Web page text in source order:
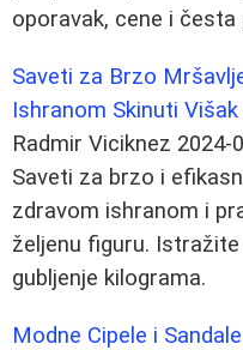
oporavak, cene i
Saveti za Brzo
Ishranom Skinuti
Radmir Viciknez 2024-
Saveti za brzo i
zdravom ishranom i
željenu figuru.
gubljenje kilograma.
Modne Cipele i